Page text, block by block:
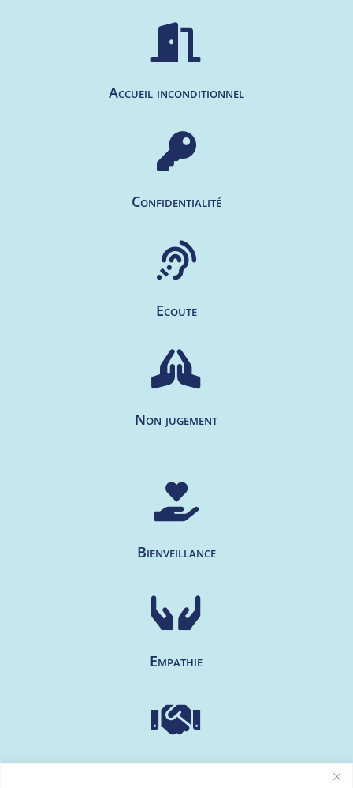

Accueil inconditionnel

Confidentialité

Ecoute

Non jugement

Bienveillance

Empathie
